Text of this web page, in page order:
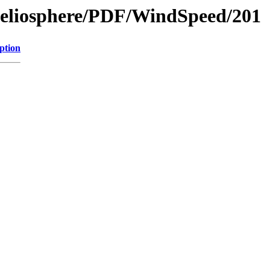
PDF/WindSpeed/